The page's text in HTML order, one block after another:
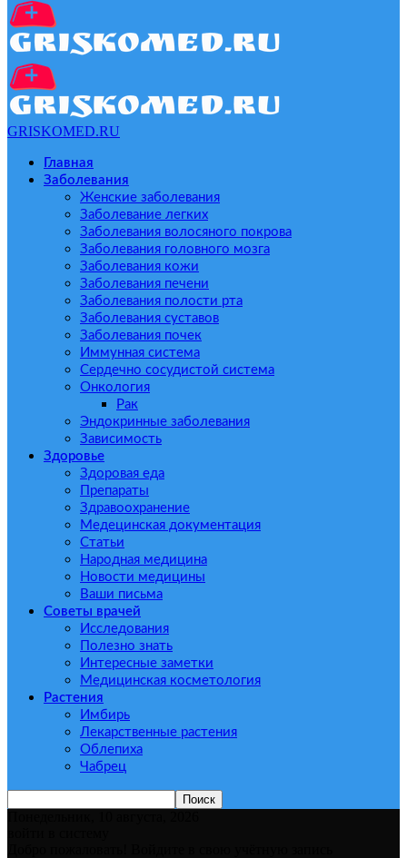
GRISKOMED.RU
Главная
Заболевания
Женские заболевания
Заболевание легких
Заболевания волосяного покрова
Заболевания головного мозга
Заболевания кожи
Заболевания печени
Заболевания полости рта
Заболевания суставов
Заболевания почек
Иммунная система
Сердечно сосудистой система
Онкология
Рак
Эндокринные заболевания
Зависимость
Здоровье
Здоровая еда
Препараты
Здравоохранение
Медецинская документация
Статьи
Народная медицина
Новости медицины
Ваши письма
Советы врачей
Исследования
Полезно знать
Интересные заметки
Медицинская косметология
Растения
Имбирь
Лекарственные растения
Облепиха
Чабрец